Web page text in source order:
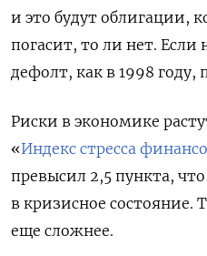
и это будут облигации,
погасит, то ли нет. Если
дефолт, как в 1998 году,
Риски в экономике
«Индекс стресса
превысил 2,5 пункта,
в кризисное состояние.
еще сложнее.